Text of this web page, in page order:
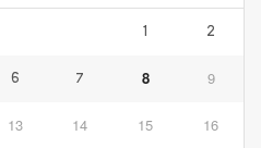
1 2
6 7 8 9
13 14 15 16